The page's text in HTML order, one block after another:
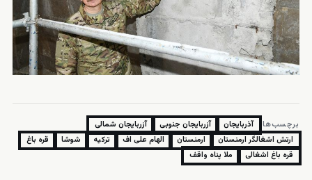
برچسب‌ها: آذربایجان آزربایجان جنوبی
آزربایجان شمالی
ارتش اشغالگر ارمنستان
ارمنستان الهام علی اف ترکیه شوشا
قره باغ
قره باغ اشغالی
ملا پناه واقف